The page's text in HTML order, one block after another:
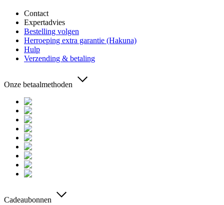
Contact
Expertadvies
Bestelling volgen
Herroeping extra garantie (Hakuna)
Hulp
Verzending & betaling
Onze betaalmethoden
Cadeaubonnen